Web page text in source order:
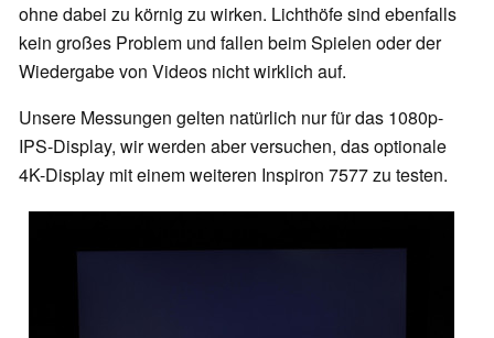
ohne dabei zu körnig zu wirken. Lichthöfe sind ebenfalls
kein großes Problem und fallen beim Spielen oder der
Wiedergabe von Videos nicht wirklich auf.
Unsere Messungen gelten natürlich nur für das 1080p-
IPS-Display, wir werden aber versuchen, das optionale
4K-Display mit einem weiteren Inspiron 7577 zu testen.